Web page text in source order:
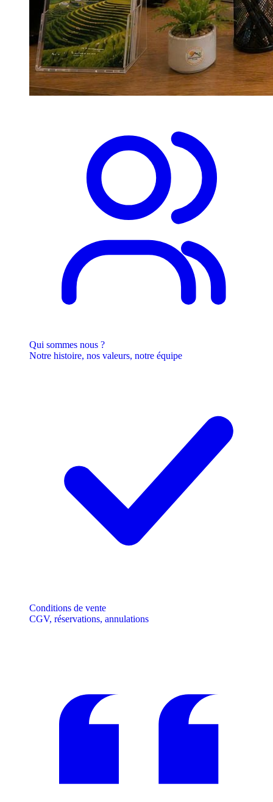
Qui sommes nous ?
Notre histoire, nos valeurs, notre équipe
Conditions de vente
CGV, réservations, annulations